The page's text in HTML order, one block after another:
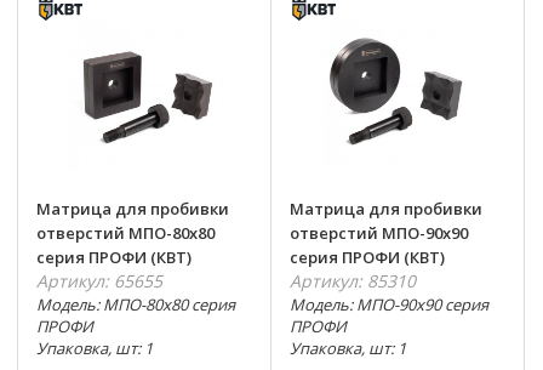
Матрица для пробивки
отверстий МПО-80х80
серия ПРОФИ (КВТ)
Артикул: 65655
Модель: МПО-80х80 серия
ПРОФИ
Упаковка, шт: 1
Матрица для пробивки
отверстий МПО-90х90
серия ПРОФИ (КВТ)
Артикул: 85310
Модель: МПО-90х90 серия
ПРОФИ
Упаковка, шт: 1